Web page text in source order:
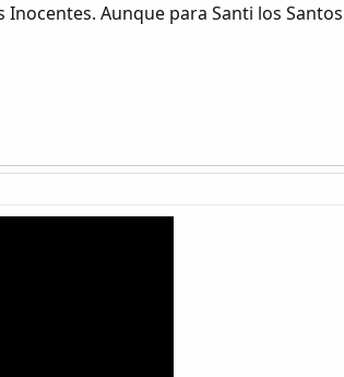
Aunque para Santi los